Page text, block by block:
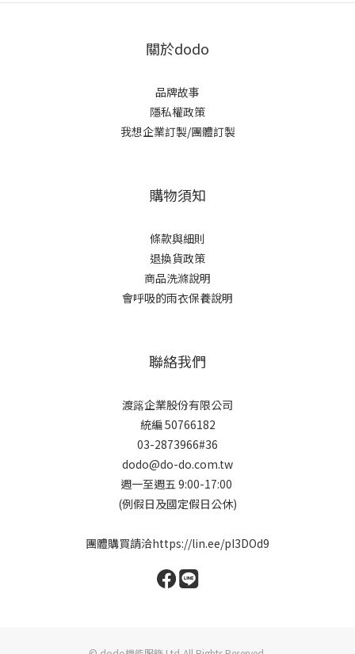
關於dodo
品牌故事
隱私權政策
我想企業訂製/團體訂製
購物須知
條款與細則
退換貨政策
商品洗滌說明
會呼吸的雨衣保養說明
聯絡我們
渡簬企業股份有限公司
統編 50766182
03-2873966#36
dodo@do-do.com.tw
週一至週五 9:00-17:00
(例假日及國定假日公休)
團體購買請洽https://lin.ee/pI3DOd9